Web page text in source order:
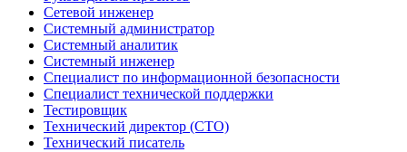
Сетевой инженер
Системный администратор
Системный аналитик
Системный инженер
Специалист по информационной безопасности
Специалист технической поддержки
Тестировщик
Технический директор (CTO)
Технический писатель